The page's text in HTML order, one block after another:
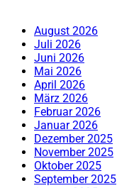
August 2026
Juli 2026
Juni 2026
Mai 2026
April 2026
März 2026
Februar 2026
Januar 2026
Dezember 2025
November 2025
Oktober 2025
September 2025